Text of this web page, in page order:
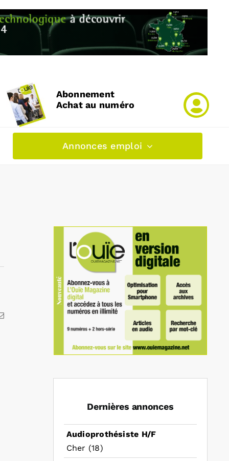
Abonnement
Achat au numéro
Annonces emploi
Email
Dernières annonces
Audioprothésiste H/F
Cher (18)